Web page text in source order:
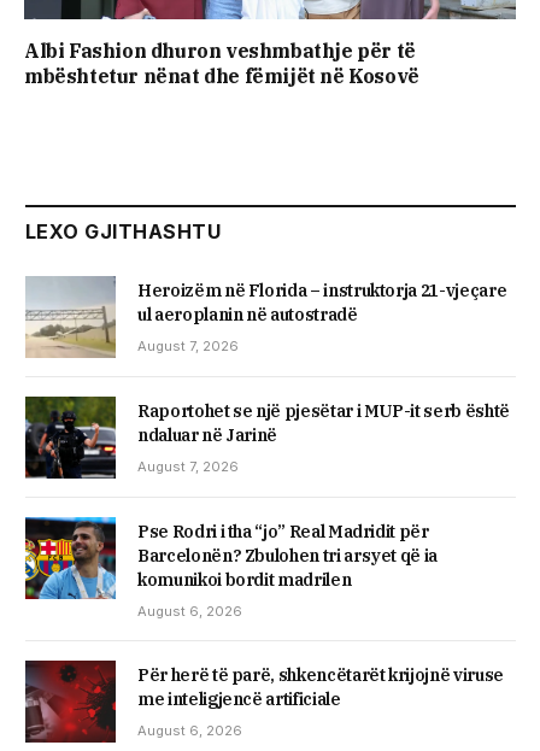
Albi Fashion dhuron veshmbathje për të
mbështetur nënat dhe fëmijët në Kosovë
LEXO GJITHASHTU
Heroizëm në Florida – instruktorja 21-vjeçare
ul aeroplanin në autostradë
August 7, 2026
Raportohet se një pjesëtar i MUP-it serb është
ndaluar në Jarinë
August 7, 2026
Pse Rodri i tha “jo” Real Madridit për
Barcelonën? Zbulohen tri arsyet që ia
komunikoi bordit madrilen
August 6, 2026
Për herë të parë, shkencëtarët krijojnë viruse
me inteligjencë artificiale
August 6, 2026